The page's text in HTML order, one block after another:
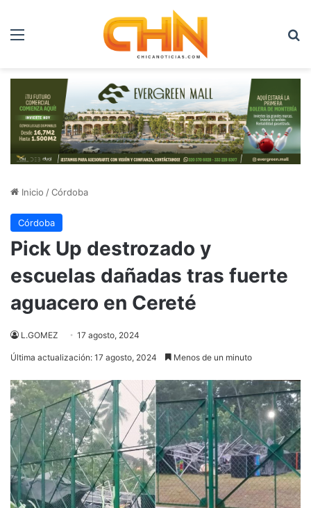
Menú
Inicio /Córdoba
Córdoba
Pick Up destrozado y
escuelas dañadas tras fuerte
aguacero en Cereté
L.GOMEZ 17 agosto, 2024
Última actualización: 17 agosto, 2024 Menos de un minuto